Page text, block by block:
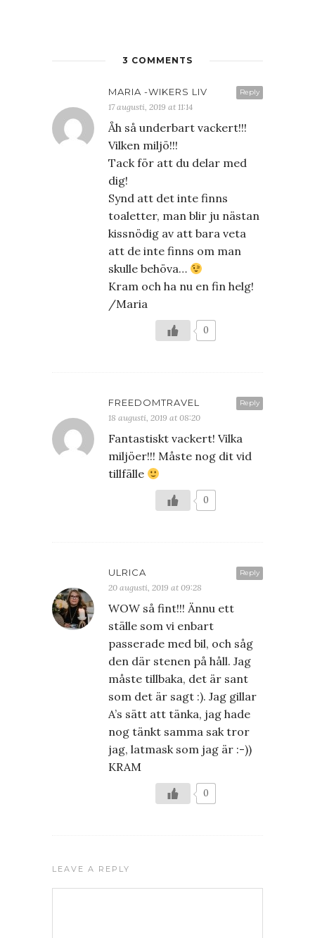
3 COMMENTS
Reply
MARIA -WIKERS LIV
17 augusti, 2019 at 11:14
Åh så underbart vackert!!!
Vilken miljö!!!
Tack för att du delar med
dig!
Synd att det inte finns
toaletter, man blir ju nästan
kissnödig av att bara veta
att de inte finns om man
skulle behöva…
Kram och ha nu en fin helg!
/Maria
0
Reply
FREEDOMTRAVEL
18 augusti, 2019 at 08:20
Fantastiskt vackert! Vilka
miljöer!!! Måste nog dit vid
tillfälle
0
Reply
ULRICA
20 augusti, 2019 at 09:28
WOW så fint!!! Ännu ett
ställe som vi enbart
passerade med bil, och såg
den där stenen på håll. Jag
måste tillbaka, det är sant
som det är sagt :). Jag gillar
A’s sätt att tänka, jag hade
nog tänkt samma sak tror
jag, latmask som jag är :-))
KRAM
0
LEAVE A REPLY